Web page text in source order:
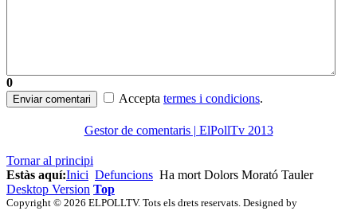
0
Enviar comentari Accepta termes i condicions.
Gestor de comentaris | ElPollTv 2013
Tornar al principi
Estàs aquí:Inici Defuncions Ha mort Dolors Morató Tauler
Desktop Version Top
Copyright © 2026 ELPOLLTV. Tots els drets reservats. Designed by